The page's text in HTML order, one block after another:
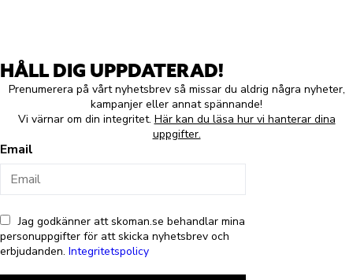
HÅLL DIG UPPDATERAD!
Prenumerera på vårt nyhetsbrev så missar du aldrig några nyheter,
kampanjer eller annat spännande!
Vi värnar om din integritet. Här kan du läsa hur vi hanterar dina
uppgifter.
Email
Jag godkänner att skoman.se behandlar mina
personuppgifter för att skicka nyhetsbrev och
erbjudanden. Integritetspolicy